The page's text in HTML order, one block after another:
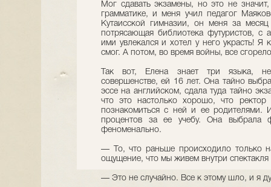
Мог сдавать экзамены, но это не
грамматике, и меня учил педагог
Кутаисской гимназии, он меня за
потрясающая библиотека футуристов, с
ими увлекался и хотел у него украсть!
смог. А потом, во время войны, все
Так вот, Елена знает три языка,
совершенстве, ей 16 лет. Она тайно
эссе на английском, сдала туда тайно
что это настолько хорошо, что
познакомиться с ней и ее родителями.
процентов за ее учебу. Она выбрала
феноменально.
— То, что раньше происходило только
ощущение, что мы живем внутри
— Это не случайно. Все к этому шло, и я